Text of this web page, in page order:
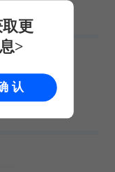
跌近6%
更
>
认